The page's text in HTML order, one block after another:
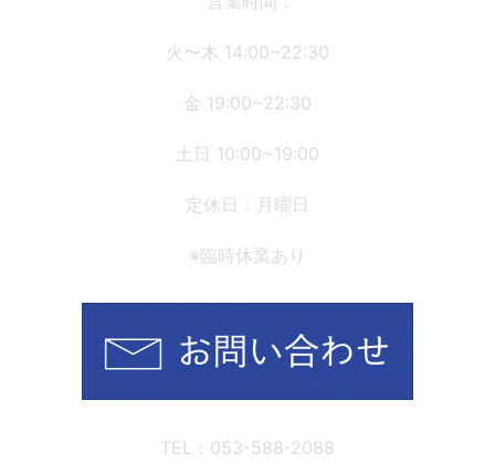
火〜木 14:00~22:30
金 19:00~22:30
土日 10:00~19:00
定休日：月曜日
※臨時休業あり
TEL：053-588-2088